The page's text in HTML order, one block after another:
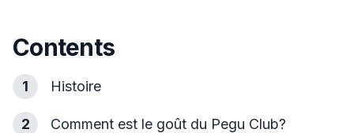
Contents
1 Histoire
2 Comment est le goût du Pegu Club?